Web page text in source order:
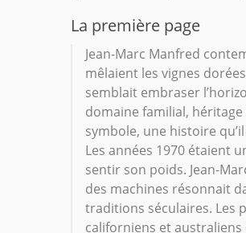
La première page
Jean-Marc Manfred
mêlaient les vignes
semblait embraser
domaine familial, héritage
symbole, une histoire
Les années 1970 étaient
sentir son poids. Jean-
des machines résonnait
traditions séculaires. Les
californiens et